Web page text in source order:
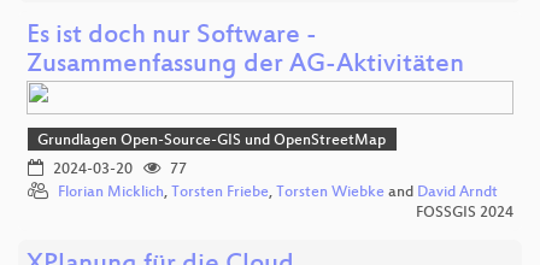
Es ist doch nur Software -
Zusammenfassung der AG-Aktivitäten
Grundlagen Open-Source-GIS und OpenStreetMap
2024-03-20
77
Florian Micklich, Torsten Friebe, Torsten Wiebke and David Arndt
FOSSGIS 2024